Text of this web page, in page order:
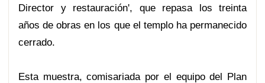
Director y restauración', que repasa los treinta
años de obras en los que el templo ha permanecido
cerrado.
Esta muestra, comisariada por el equipo del Plan